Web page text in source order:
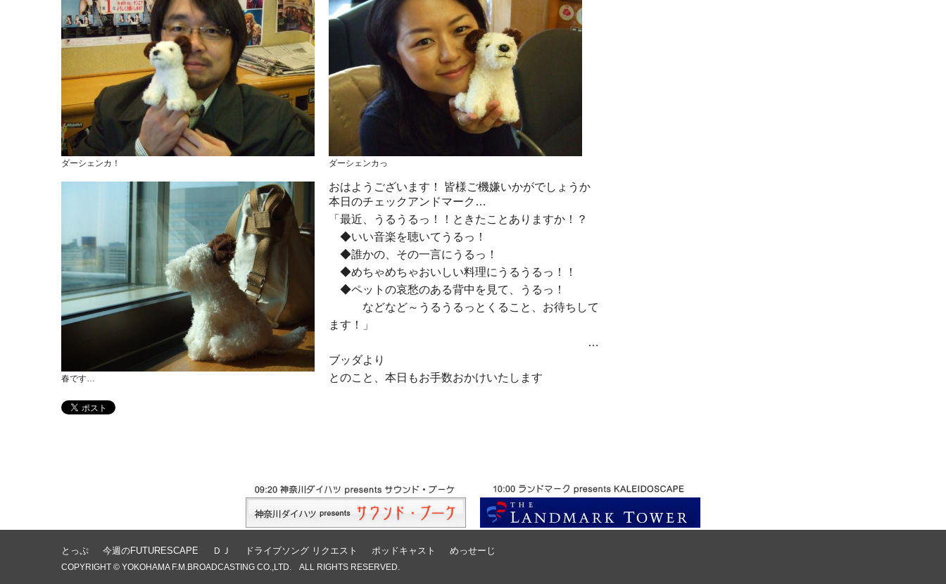
ダーシェンカ！ ダーシェンカっ
春です…
おはようございます！ 皆様ご機嫌いかがでしょうか
本日のチェックアンドマーク…
「最近、うるうるっ！！ときたことありますか！？
◆いい音楽を聴いてうるっ！
◆誰かの、その一言にうるっ！
◆めちゃめちゃおいしい料理にうるうるっ！！
◆ペットの哀愁のある背中を見て、うるっ！
などなど～うるうるっとくること、お待ちして
ます！」
…
ブッダより
とのこと、本日もお手数おかけいたします
とっぷ 今週のFUTURESCAPE ＤＪ ドライブソング リクエスト ポッドキャスト めっせーじ
COPYRIGHT © YOKOHAMA F.M.BROADCASTING CO.,LTD. ALL RIGHTS RESERVED.